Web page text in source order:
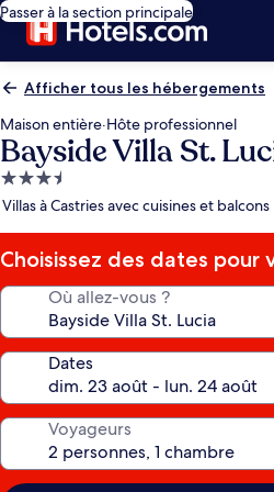
Passer à la section principale
Afficher tous les hébergements
Maison entière·Hôte professionnel
Bayside Villa St.
Hébergement
3.5 étoiles
Villas à Castries avec cuisines et balcons
Choisissez des dates pour
Où allez-vous ?
Dates
Voyageurs